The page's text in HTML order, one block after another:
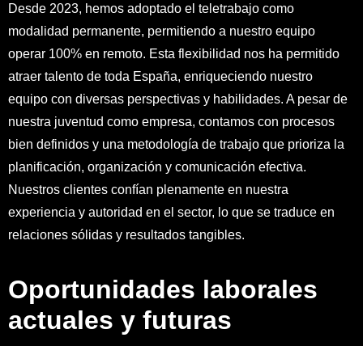
Desde 2023, hemos adoptado el teletrabajo como
modalidad permanente, permitiendo a nuestro equipo
operar 100% en remoto. Esta flexibilidad nos ha permitido
atraer talento de toda España, enriqueciendo nuestro
equipo con diversas perspectivas y habilidades. A pesar de
nuestra juventud como empresa, contamos con procesos
bien definidos y una metodología de trabajo que prioriza la
planificación, organización y comunicación efectiva.
Nuestros clientes confían plenamente en nuestra
experiencia y autoridad en el sector, lo que se traduce en
relaciones sólidas y resultados tangibles.
Oportunidades laborales
actuales y futuras